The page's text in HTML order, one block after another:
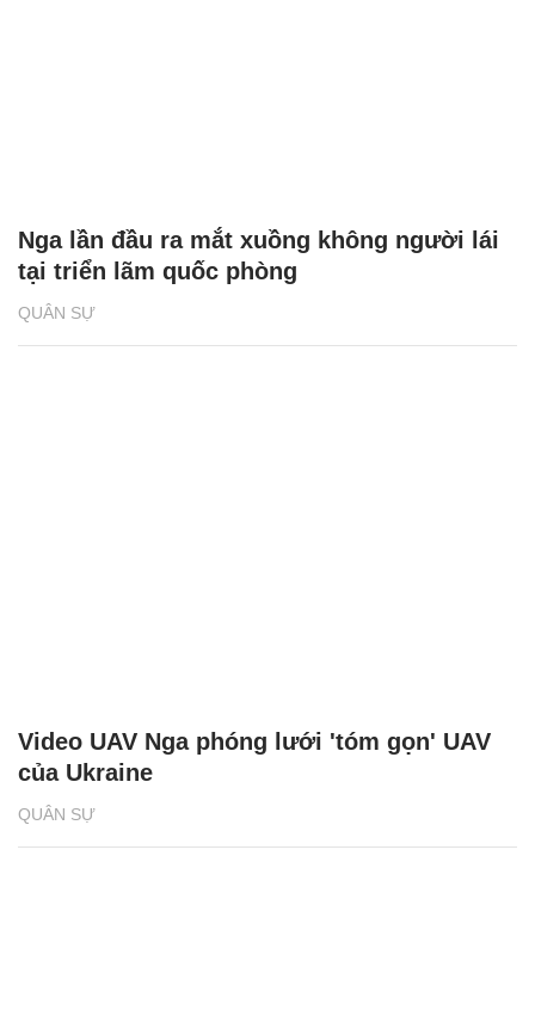
QUÂN SỰ
Nga lần đầu ra mắt xuồng không người lái
tại triển lãm quốc phòng
QUÂN SỰ
Video UAV Nga phóng lưới 'tóm gọn' UAV
của Ukraine